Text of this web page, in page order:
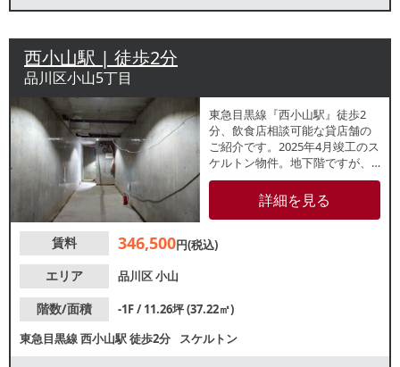
西小山駅 | 徒歩2分
品川区小山5丁目
東急目黒線『西小山駅』徒歩2
分、飲食店相談可能な貸店舗の
ご紹介です。2025年4月竣工のス
ケルトン物件。地下階ですが、
通り沿いに専用階段がございま
す。新規出店にもおすすめな小
箱物件！諸条件等、お気軽にお
詳細を見る
賃料 346,500円(税込)
エリア
品川区小山
階数/面積
-1F / 11.26坪 (37.22㎡)
東急目黒線西小山駅徒歩2分 スケルトン